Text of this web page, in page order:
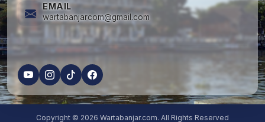
EMAIL
wartabanjarcom@gmail.com
Copyright © 2026 Wartabanjar.com. All Rights Reserved